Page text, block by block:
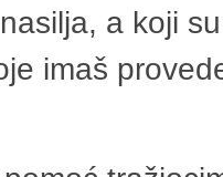
a koji
imaš